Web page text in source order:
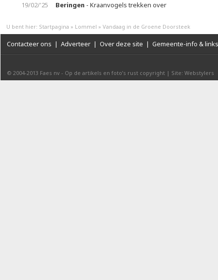
19/02/'25
Beringen - Kraanvogels trekken over
U bent hier: Startpagina » Lommel » Vandaag in de Groene Doorsteek
Contacteer ons | Adverteer | Over deze site | Gemeente-info & links
© 2004-2013 Faes nv - Op de artikels en foto’s rust copyright | Site: Webstylers